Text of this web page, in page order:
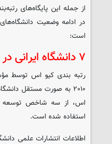
از جمله این پایگاه‌های
در ادامه وضعیت
است:
۷ دانشگاه ایرانی در لیست ۲۰۲۴ کیواس
رتبه بندی کیو اس توسط
۲۰۱۰ به صورت مستقل
اس، از سه شاخص توسعه
استفاده شده است.